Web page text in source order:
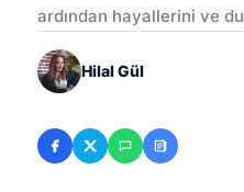
ardından hayallerini ve
Hilal Gül